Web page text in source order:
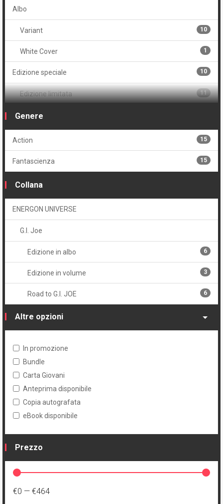
Albo
Variant 10
White Cover 1
Edizione speciale 10
Edizione limitata 11
Serie
Volume
Cartonato 3
Volume unico 2
Genere
Action 15
Fantascienza 15
Collana
ENERGON UNIVERSE
G.I. Joe
Edizione in albo 6
Edizione in volume 3
Road to G.I. JOE 6
Altre opzioni
In promozione
Bundle
Carta Giovani
Anteprima disponibile
Copia autografata
eBook disponibile
Prezzo
€0 — €464